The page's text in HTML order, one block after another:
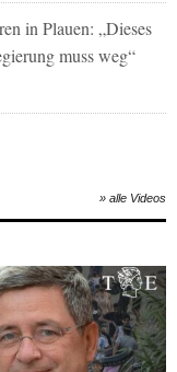
in Plauen: „Dieses
muss weg“
» alle Videos